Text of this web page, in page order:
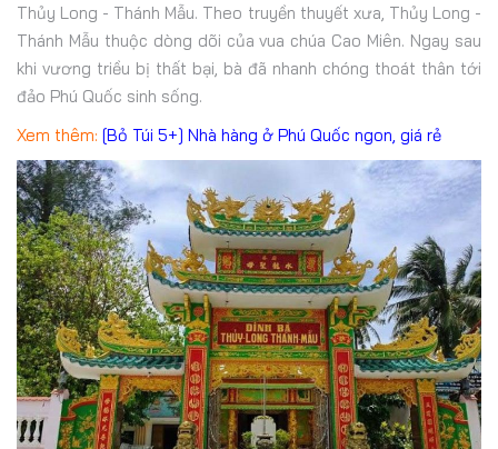
Thủy Long - Thánh Mẫu. Theo truyền thuyết xưa, Thủy Long -
Thánh Mẫu thuộc dòng dõi của vua chúa Cao Miên. Ngay sau
khi vương triều bị thất bại, bà đã nhanh chóng thoát thân tới
đảo Phú Quốc sinh sống.
Xem thêm: [Bỏ Túi 5+] Nhà hàng ở Phú Quốc ngon, giá rẻ